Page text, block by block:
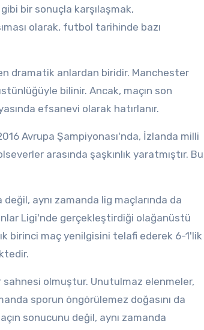
bir sonuçla karşılaşmak,
olarak, futbol tarihinde bazı
dramatik anlardan biridir. Manchester
bilinir. Ancak, maçın son
efsanevi olarak hatırlanır.
Avrupa Şampiyonası'nda, İzlanda milli
arasında şaşkınlık yaratmıştır. Bu
aynı zamanda lig maçlarında da
Ligi'nde gerçekleştirdiği olağanüstü
birinci maç yenilgisini telafi ederek 6-1'lik
sahnesi olmuştur. Unutulmaz elenmeler,
sporun öngörülemez doğasını da
sonucunu değil, aynı zamanda